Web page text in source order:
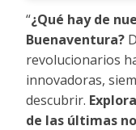
“¿Qué hay de
Buenaventura?
revolucionarios
innovadoras,
descubrir.
de las últimas